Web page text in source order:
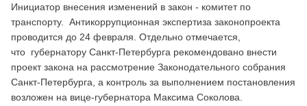
Инициатор внесения изменений в закон - комитет по
транспорту. Антикоррупционная экспертиза законопроекта
проводится до 24 февраля. Отдельно отмечается,
что губернатору Санкт-Петербурга рекомендовано внести
проект закона на рассмотрение Законодательного собрания
Санкт-Петербурга, а контроль за выполнением постановления
возложен на вице-губернатора Максима Соколова.